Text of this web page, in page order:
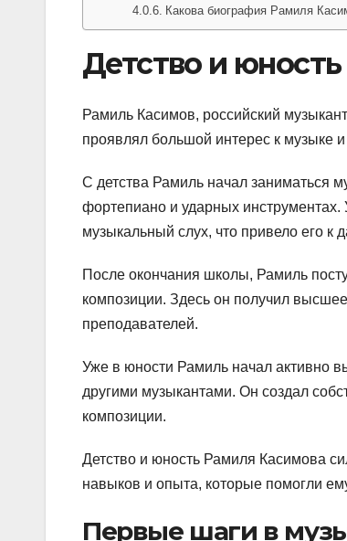
Какова биография Рамиля
Детство и
Рамиль Касимов, российский
проявлял большой интерес к музыке
С детства Рамиль начал заниматься
фортепиано и ударных
музыкальный слух, что привело его
После окончания школы, Рамиль
композиции. Здесь он получил
преподавателей.
Уже в юности Рамиль начал активно
другими музыкантами. Он создал
композиции.
Детство и юность Рамиля Касимова
навыков и опыта, которые помогли
Первые шаги в